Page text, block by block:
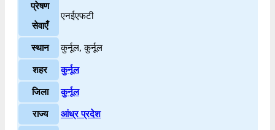
प्रेषण
सेवाएँ
एनईएफटी
स्थान कुर्नूल, कुर्नूल
शहर कुर्नूल
जिला कुर्नूल
राज्य आंध्र प्रदेश